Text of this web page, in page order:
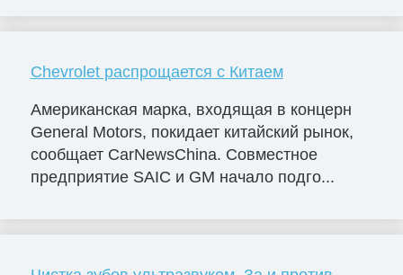
Chevrolet распрощается с Китаем
Американская марка, входящая в концерн
General Motors, покидает китайский рынок,
сообщает CarNewsChina. Совместное
предприятие SAIC и GM начало подго...